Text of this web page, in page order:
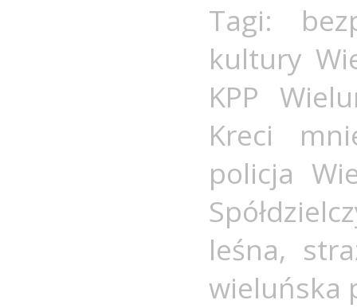
Tagi:
kultury
KPP
Kreci
policja
leśna,
wieluńska